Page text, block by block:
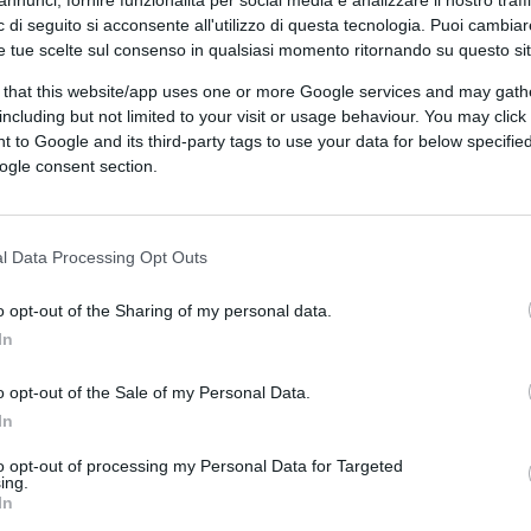
di seguito si acconsente all'utilizzo di questa tecnologia. Puoi
tue scelte sul consenso in qualsiasi momento ritornando su questo
this website/app uses one or more Google services and may
but not limited to your visit or usage behaviour. You may
to Google and its third-party tags to use your data for below
consent section.
Data Processing Opt Outs
opt-out of the Sharing of my personal data.
opt-out of the Sale of my Personal Data.
opt-out of processing my Personal Data for Targeted
l’ultima azienda nel settore degli
dei token.